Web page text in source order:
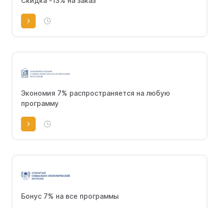
Экономия 7% распространяется на любую
программу
Бонус 7% на все программы